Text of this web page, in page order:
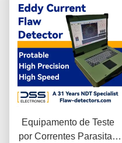
Equipamento de Teste
por Correntes Parasitas